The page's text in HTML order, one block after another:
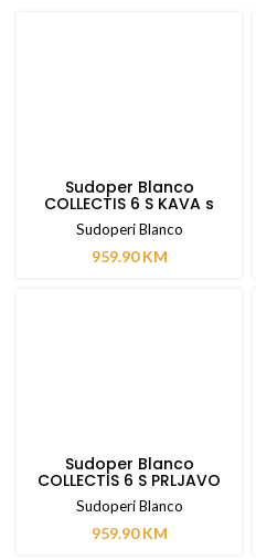
Sudoper Blanco
COLLECTIS 6 S KAVA s
dalj. upravlj.
Sudoperi Blanco
959.90KM
Sudoper Blanco
COLLECTIS 6 S PRLJAVO
BIJELA s dalj. upravlj.
Sudoperi Blanco
959.90KM